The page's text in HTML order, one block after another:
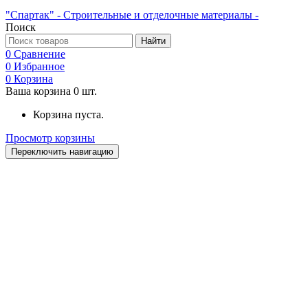
"Спартак" - Строительные и отделочные материалы -
Поиск
Найти
0 Сравнение
0 Избранное
0 Корзина
Ваша корзина 0 шт.
Корзина пуста.
Просмотр корзины
Переключить навигацию